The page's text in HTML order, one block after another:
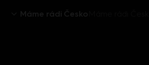
Máme rádi Česko